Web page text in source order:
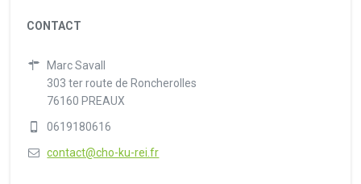
CONTACT
Marc Savall
303 ter route de Roncherolles
76160 PREAUX
0619180616
contact@cho-ku-rei.fr